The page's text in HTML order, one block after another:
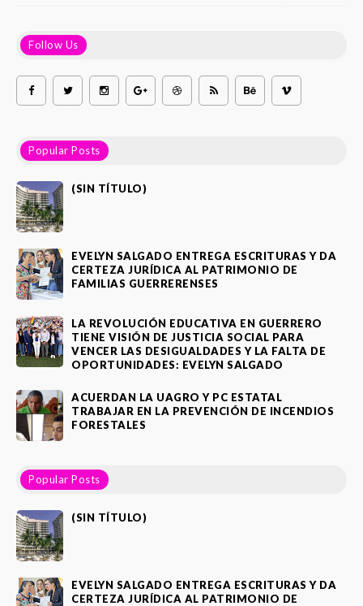
Follow Us
Popular Posts
(SIN TÍTULO)
EVELYN SALGADO ENTREGA ESCRITURAS Y DA
CERTEZA JURÍDICA AL PATRIMONIO DE
FAMILIAS GUERRERENSES
LA REVOLUCIÓN EDUCATIVA EN GUERRERO
TIENE VISIÓN DE JUSTICIA SOCIAL PARA
VENCER LAS DESIGUALDADES Y LA FALTA DE
OPORTUNIDADES: EVELYN SALGADO
ACUERDAN LA UAGRO Y PC ESTATAL
TRABAJAR EN LA PREVENCIÓN DE INCENDIOS
FORESTALES
Popular Posts
(SIN TÍTULO)
EVELYN SALGADO ENTREGA ESCRITURAS Y DA
CERTEZA JURÍDICA AL PATRIMONIO DE